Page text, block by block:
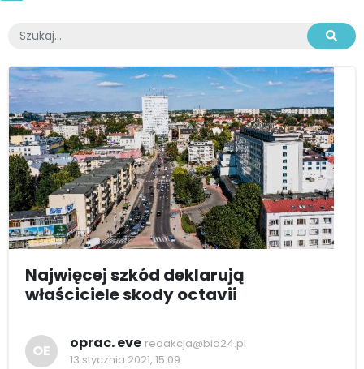
Najwięcej szkód deklarują
właściciele skody octavii
OE oprac. eve redakcja@bia24.pl
13 stycznia 2021, 15:09